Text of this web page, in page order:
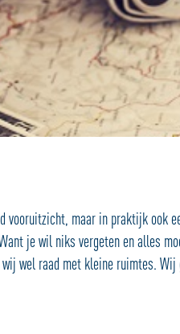
vooruitzicht, maar in praktijk ook
je wil niks vergeten en alles
wel raad met kleine ruimtes. Wij